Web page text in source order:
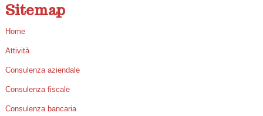
Sitemap
Home
Attività
Consulenza aziendale
Consulenza fiscale
Consulenza bancaria